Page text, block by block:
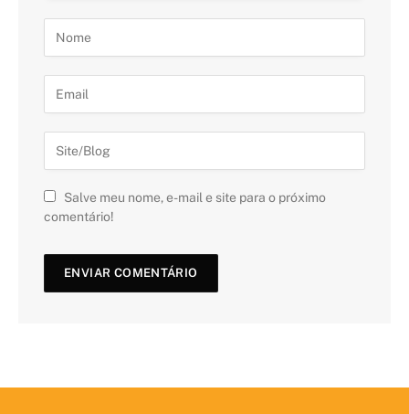
Salve meu nome, e-mail e site para o próximo
comentário!